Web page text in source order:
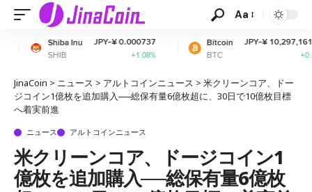
Aa
JPY-¥ 0.000737
+1.08%
Bitcoin
BTC
JPY-¥ 10,297,161.67
JinaCoin > ニュース > アルトコインニュース > 米クリーンコア、ドー
ジコイン1億枚を追加購入──総保有量6億枚超に、30日で10億枚目標
へ着実前進
ニュース アルトコインニュース
米クリーンコア、ドージコイン1
億枚を追加購入──総保有量6億枚